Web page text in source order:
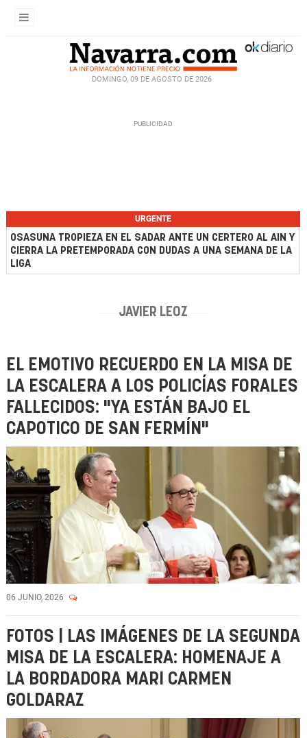
DOMINGO, 09 DE AGOSTO DE 2026
URGENTE
OSASUNA TROPIEZA EN EL SADAR ANTE UN CERTERO AL AIN Y
CIERRA LA PRETEMPORADA CON DUDAS A UNA SEMANA DE LA
LIGA
JAVIER LEOZ
EL EMOTIVO RECUERDO EN LA MISA DE
LA ESCALERA A LOS POLICÍAS FORALES
FALLECIDOS: "YA ESTÁN BAJO EL
CAPOTICO DE SAN FERMÍN"
06 JUNIO, 2026
FOTOS | LAS IMÁGENES DE LA SEGUNDA
MISA DE LA ESCALERA: HOMENAJE A
LA BORDADORA MARI CARMEN
GOLDARAZ